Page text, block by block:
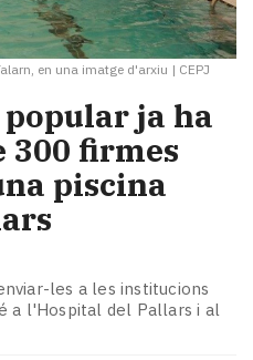
en una imatge d'arxiu | CEPJ
ja ha
300 firmes
piscina
les a les institucions
a l'Hospital del Pallars i al